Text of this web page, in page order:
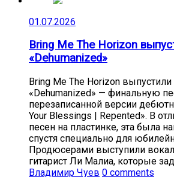
01.07.2026
Bring Me The Horizon
«Dehumanized»
Bring Me The Horizon
«Dehumanized» — финальную
перезаписанной версии
Your Blessings | Repented». В
песен на пластинке, эта была
спустя специально для
Продюсерами выступили
гитарист Ли Малиа, которые
Владимир Чуев 0 comments